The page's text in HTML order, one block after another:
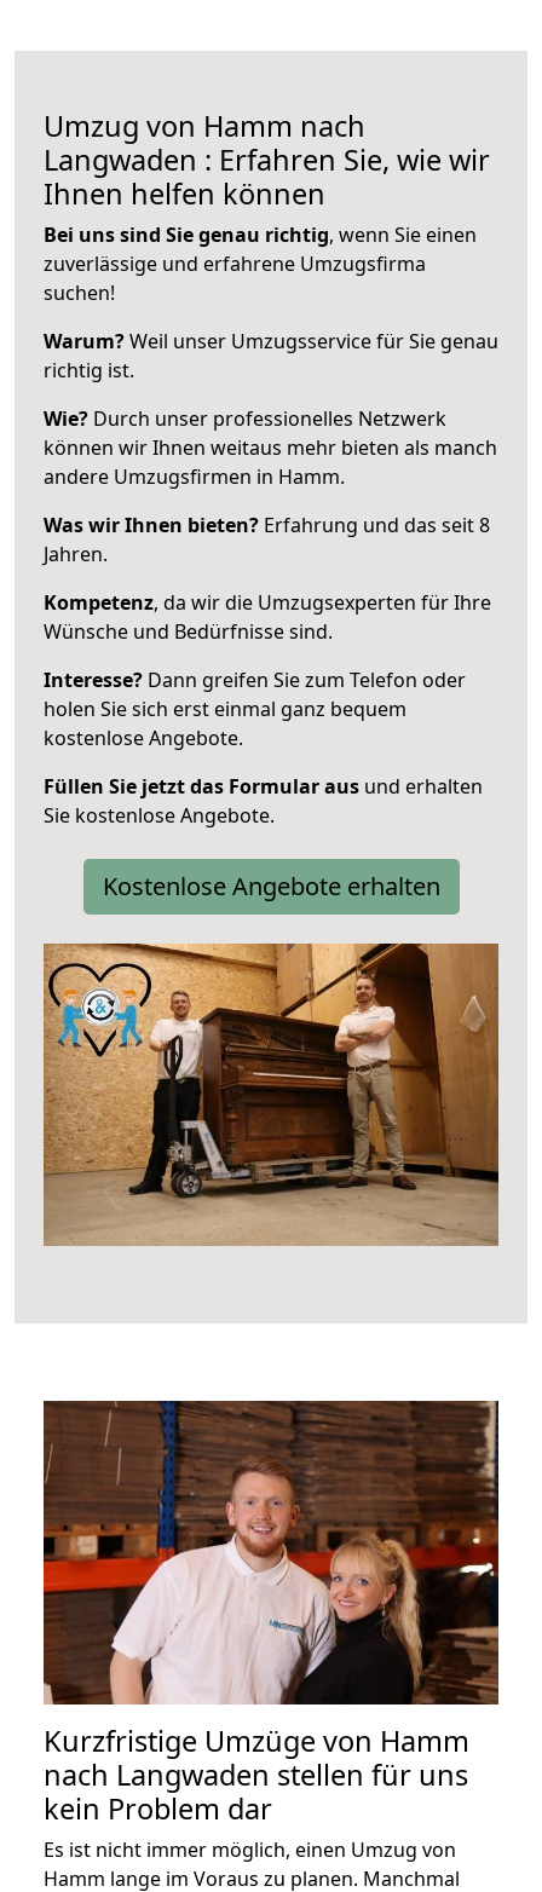
Umzug von Hamm nach
Langwaden : Erfahren Sie, wie wir
Ihnen helfen können
Bei uns sind Sie genau richtig, wenn Sie einen
zuverlässige und erfahrene Umzugsfirma
suchen!
Warum?Weil unser Umzugsservice für Sie genau
richtig ist.
Wie? Durch unser professionelles Netzwerk
können wir Ihnen weitaus mehr bieten als manch
andere Umzugsfirmen in Hamm.
Was wir Ihnen bieten? Erfahrung und das seit 8
Jahren.
Kompetenz, da wir die Umzugsexperten für Ihre
Wünsche und Bedürfnisse sind.
Interesse? Dann greifen Sie zum Telefon oder
holen Sie sich erst einmal ganz bequem
kostenlose Angebote.
Füllen Sie jetzt das Formular aus und erhalten
Sie kostenlose Angebote.
Kostenlose Angebote erhalten
Kurzfristige Umzüge von Hamm
nach Langwaden stellen für uns
kein Problem dar
Es ist nicht immer möglich, einen Umzug von
Hamm lange im Voraus zu planen. Manchmal